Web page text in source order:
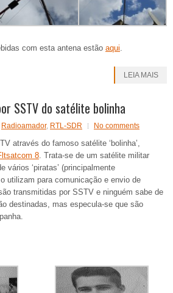
com esta antena estão aqui
LEIA MAIS
SSTV do satélite bolinha
Radioamador, RTL-SDR No comments
através do famoso satélite ‘bolinha’,
8 . Trata-se de um satélite militar
vários ‘piratas’ (principalmente
utilizam para comunicação e envio de
transmitidas por SSTV e ninguém sabe de
destinadas, mas especula-se que são